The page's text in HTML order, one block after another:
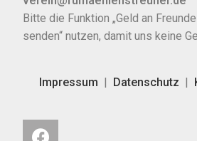
Bitte die Funktion „Geld an
senden“ nutzen, damit uns keine
Impressum | Datenschutz |